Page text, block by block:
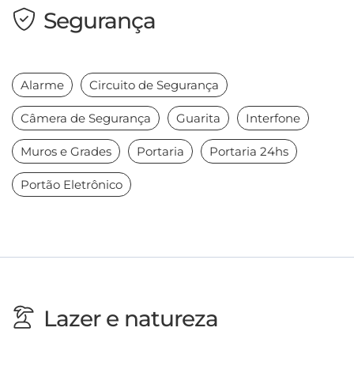
Segurança
Alarme Circuito de Segurança
Câmera de Segurança Guarita Interfone
Muros e Grades Portaria Portaria 24hs
Portão Eletrônico
Lazer e natureza